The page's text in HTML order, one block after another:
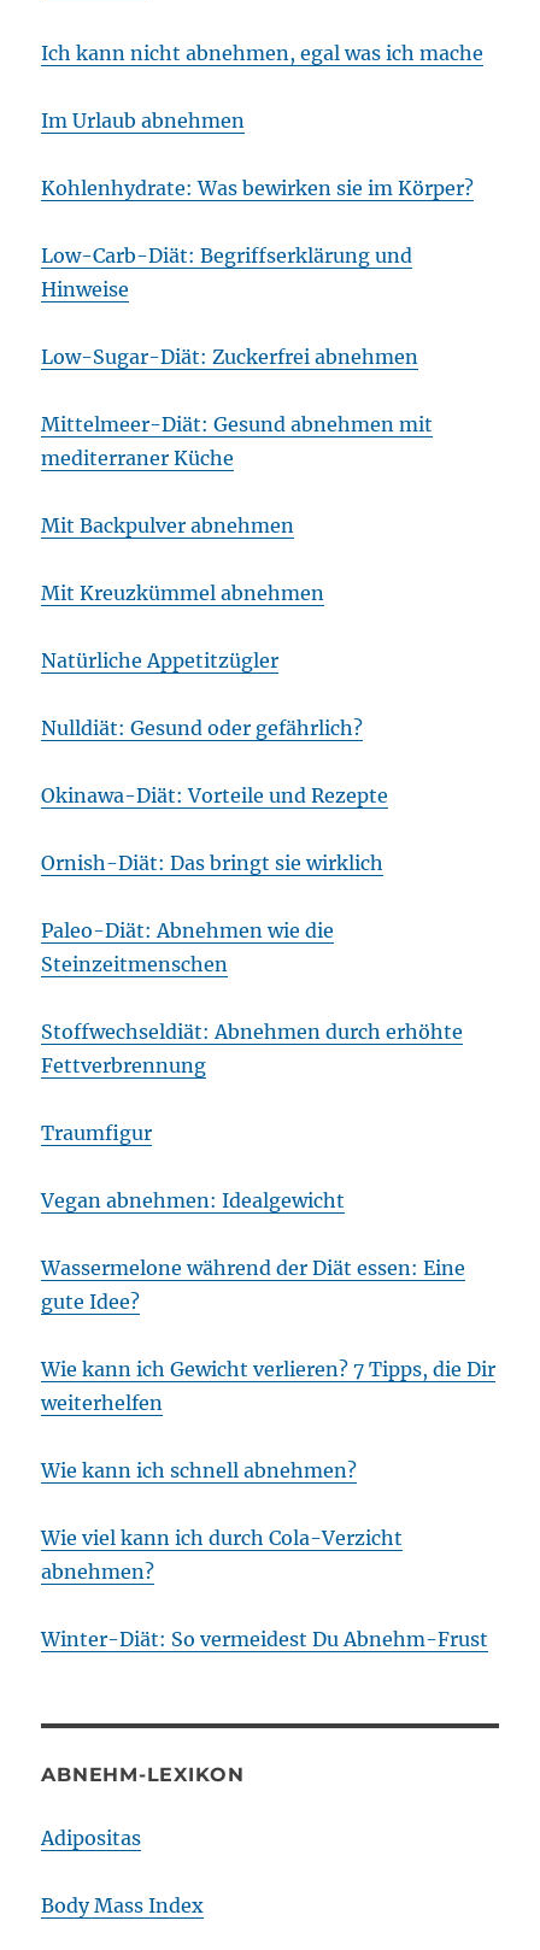
Ich kann nicht abnehmen, egal was ich mache
Im Urlaub abnehmen
Kohlenhydrate: Was bewirken sie im Körper?
Low-Carb-Diät: Begriffserklärung und
Hinweise
Low-Sugar-Diät: Zuckerfrei abnehmen
Mittelmeer-Diät: Gesund abnehmen mit
mediterraner Küche
Mit Backpulver abnehmen
Mit Kreuzkümmel abnehmen
Natürliche Appetitzügler
Nulldiät: Gesund oder gefährlich?
Okinawa-Diät: Vorteile und Rezepte
Ornish-Diät: Das bringt sie wirklich
Paleo-Diät: Abnehmen wie die
Steinzeitmenschen
Stoffwechseldiät: Abnehmen durch erhöhte
Fettverbrennung
Traumfigur
Vegan abnehmen: Idealgewicht
Wassermelone während der Diät essen: Eine
gute Idee?
Wie kann ich Gewicht verlieren? 7 Tipps, die Dir
weiterhelfen
Wie kann ich schnell abnehmen?
Wie viel kann ich durch Cola-Verzicht
abnehmen?
Winter-Diät: So vermeidest Du Abnehm-Frust
ABNEHM-LEXIKON
Adipositas
Body Mass Index